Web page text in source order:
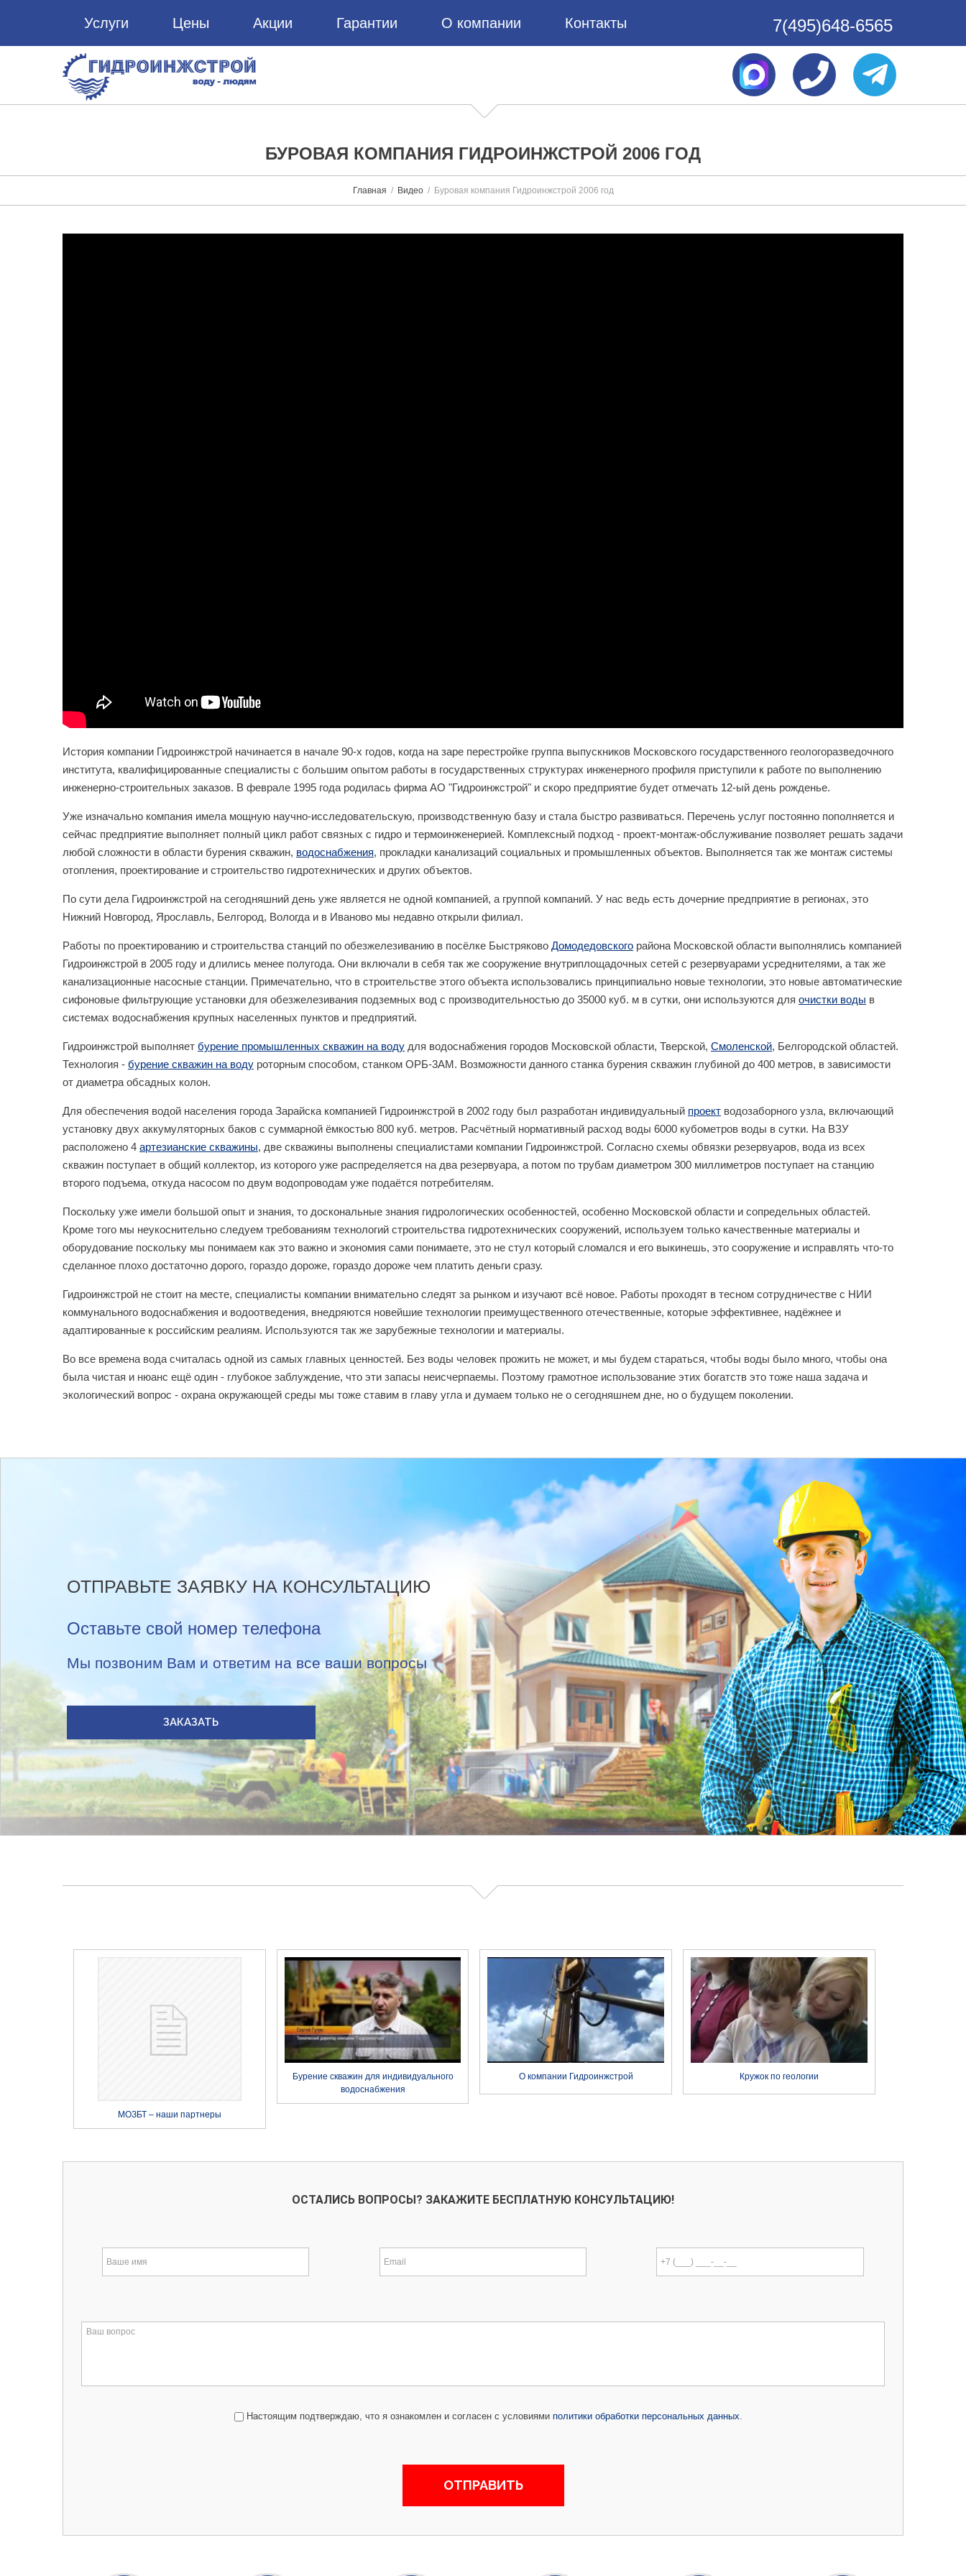
Услуги Цены Акции Гарантии О компании Контакты 7(495)648-6565
БУРОВАЯ КОМПАНИЯ ГИДРОИНЖСТРОЙ 2006 ГОД
Главная Видео Буровая компания Гидроинжстрой 2006 год
История компании Гидроинжстрой начинается в начале 90-х годов, когда на заре перестройке группа выпускников Московского государственного геологоразведочного
института, квалифицированные специалисты с большим опытом работы в государственных структурах инженерного профиля приступили к работе по выполнению
инженерно-строительных заказов. В феврале 1995 года родилась фирма АО "Гидроинжстрой" и скоро предприятие будет отмечать 12-ый день рожденье.
Уже изначально компания имела мощную научно-исследовательскую, производственную базу и стала быстро развиваться. Перечень услуг постоянно пополняется и
сейчас предприятие выполняет полный цикл работ связных с гидро и термоинженерией. Комплексный подход - проект-монтаж-обслуживание позволяет решать задачи
любой сложности в области бурения скважин, водоснабжения, прокладки канализаций социальных и промышленных объектов. Выполняется так же монтаж системы
отопления, проектирование и строительство гидротехнических и других объектов.
По сути дела Гидроинжстрой на сегодняшний день уже является не одной компанией, а группой компаний. У нас ведь есть дочерние предприятие в регионах, это
Нижний Новгород, Ярославль, Белгород, Вологда и в Иваново мы недавно открыли филиал.
Работы по проектированию и строительства станций по обезжелезиванию в посёлке Быстряково Домодедовского района Московской области выполнялись компанией
Гидроинжстрой в 2005 году и длились менее полугода. Они включали в себя так же сооружение внутриплощадочных сетей с резервуарами усреднителями, а так же
канализационные насосные станции. Примечательно, что в строительстве этого объекта использовались принципиально новые технологии, это новые автоматические
сифоновые фильтрующие установки для обезжелезивания подземных вод с производительностью до 35000 куб. м в сутки, они используются для очистки воды в
системах водоснабжения крупных населенных пунктов и предприятий.
Гидроинжстрой выполняет бурение промышленных скважин на воду для водоснабжения городов Московской области, Тверской, Смоленской, Белгородской областей.
Технология - бурение скважин на воду роторным способом, станком ОРБ-3АМ. Возможности данного станка бурения скважин глубиной до 400 метров, в зависимости
от диаметра обсадных колон.
Для обеспечения водой населения города Зарайска компанией Гидроинжстрой в 2002 году был разработан индивидуальный проект водозаборного узла, включающий
установку двух аккумуляторных баков с суммарной ёмкостью 800 куб. метров. Расчётный нормативный расход воды 6000 кубометров воды в сутки. На ВЗУ
расположено 4 артезианские скважины, две скважины выполнены специалистами компании Гидроинжстрой. Согласно схемы обвязки резервуаров, вода из всех
скважин поступает в общий коллектор, из которого уже распределяется на два резервуара, а потом по трубам диаметром 300 миллиметров поступает на станцию
второго подъема, откуда насосом по двум водопроводам уже подаётся потребителям.
Поскольку уже имели большой опыт и знания, то доскональные знания гидрологических особенностей, особенно Московской области и сопредельных областей.
Кроме того мы неукоснительно следуем требованиям технологий строительства гидротехнических сооружений, используем только качественные материалы и
оборудование поскольку мы понимаем как это важно и экономия сами понимаете, это не стул который сломался и его выкинешь, это сооружение и исправлять что-то
сделанное плохо достаточно дорого, гораздо дороже, гораздо дороже чем платить деньги сразу.
Гидроинжстрой не стоит на месте, специалисты компании внимательно следят за рынком и изучают всё новое. Работы проходят в тесном сотрудничестве с НИИ
коммунального водоснабжения и водоотведения, внедряются новейшие технологии преимущественного отечественные, которые эффективнее, надёжнее и
адаптированные к российским реалиям. Используются так же зарубежные технологии и материалы.
Во все времена вода считалась одной из самых главных ценностей. Без воды человек прожить не может, и мы будем стараться, чтобы воды было много, чтобы она
была чистая и нюанс ещё один - глубокое заблуждение, что эти запасы неисчерпаемы. Поэтому грамотное использование этих богатств это тоже наша задача и
экологический вопрос - охрана окружающей среды мы тоже ставим в главу угла и думаем только не о сегодняшнем дне, но о будущем поколении.
ОТПРАВЬТЕ ЗАЯВКУ НА КОНСУЛЬТАЦИЮ
Оставьте свой номер телефона
Мы позвоним Вам и ответим на все ваши вопросы
ЗАКАЗАТЬ
МОЗБТ – наши партнеры
Бурение скважин для индивидуального
водоснабжения
О компании Гидроинжстрой Кружок по геологии
ОСТАЛИСЬ ВОПРОСЫ? ЗАКАЖИТЕ БЕСПЛАТНУЮ КОНСУЛЬТАЦИЮ!
Настоящим подтверждаю, что я ознакомлен и согласен с условиями политики обработки персональных данных